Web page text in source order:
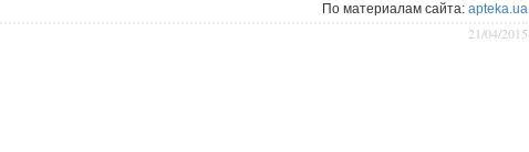
По материалам сайта: apteka.ua
21/04/2015